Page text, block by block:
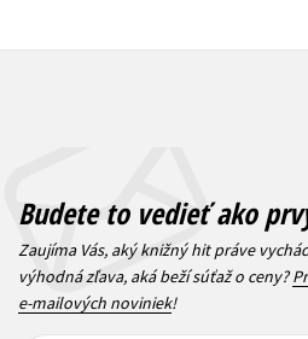
Budete to vedieť ako
Zaujíma Vás, aký knižný hit práve
výhodná zľava, aká beží súťaž o ceny?
e-mailových noviniek!